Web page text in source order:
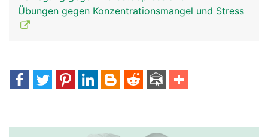
Übungen gegen Konzentrationsmangel und Stress